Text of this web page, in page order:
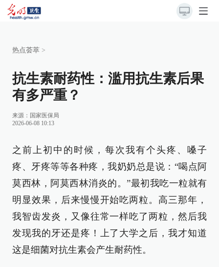
热点荟萃 >
抗生素耐药性：滥用抗生素后果
有多严重？
来源： 国家医保局
2026-06-08 10:13
之前上初中的时候，每次我有个头疼、嗓子
疼、牙疼等等各种疼，我奶奶总是说：“喝点阿
莫西林，阿莫西林消炎的。”最初我吃一粒就有
明显效果，后来慢慢开始吃两粒。高三那年，
我智齿发炎，又像往常一样吃了两粒，然后我
发现我的牙还是疼！上了大学之后，我才知道
这是细菌对抗生素会产生耐药性。